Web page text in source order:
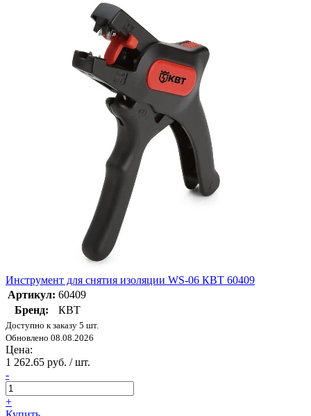
Инструмент для снятия изоляции WS-06 КВТ 60409
Артикул: 60409
Бренд:
КВТ
Доступно к заказу 5 шт.
Обновлено 08.08.2026
Цена:
1 262.65 руб. / шт.
-
+